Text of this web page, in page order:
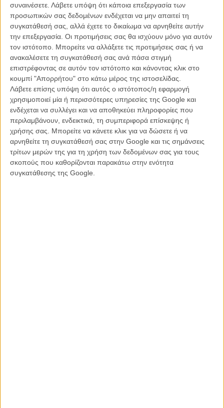
συναινέσετε. Λάβετε υπόψη ότι κάποια επεξεργασία των
προσωπικών σας δεδομένων ενδέχεται να μην απαιτεί τη
συγκατάθεσή σας, αλλά έχετε το δικαίωμα να αρνηθείτε αυτήν
την επεξεργασία. Οι προτιμήσεις σας θα ισχύουν μόνο για αυτόν
τον ιστότοπο. Μπορείτε να αλλάξετε τις προτιμήσεις σας ή να
ανακαλέσετε τη συγκατάθεσή σας ανά πάσα στιγμή
επιστρέφοντας σε αυτόν τον ιστότοπο και κάνοντας κλικ στο
κουμπί "Απορρήτου" στο κάτω μέρος της ιστοσελίδας.
Λάβετε επίσης υπόψη ότι αυτός ο ιστότοπος/η εφαρμογή
χρησιμοποιεί μία ή περισσότερες υπηρεσίες της Google και
ενδέχεται να συλλέγει και να αποθηκεύει πληροφορίες που
περιλαμβάνουν, ενδεικτικά, τη συμπεριφορά επίσκεψης ή
χρήσης σας. Μπορείτε να κάνετε κλικ για να δώσετε ή να
αρνηθείτε τη συγκατάθεσή σας στην Google και τις σημάνσεις
τρίτων μερών της για τη χρήση των δεδομένων σας για τους
σκοπούς που καθορίζονται παρακάτω στην ενότητα
συγκατάθεσης της Google.